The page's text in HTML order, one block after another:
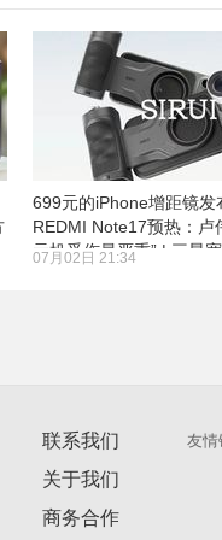
699元的iPhone增距镜发
REDMI Note17预热：卢
元机受伤最严重” | 三星
07月02日 21:34
联系我们
关于我们
商务合作
友情